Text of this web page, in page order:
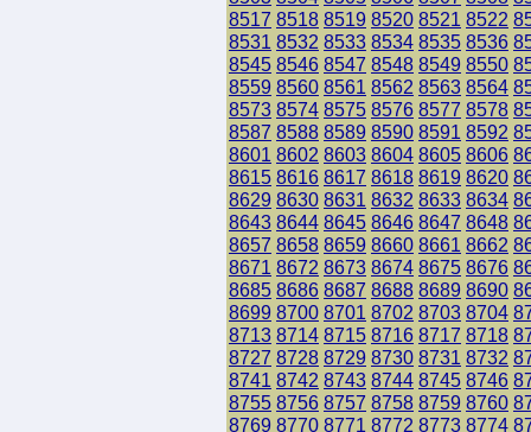
8517 8518 8519 8520 8521 8522
8531 8532 8533 8534 8535 8536
8545 8546 8547 8548 8549 8550
8559 8560 8561 8562 8563 8564
8573 8574 8575 8576 8577 8578
8587 8588 8589 8590 8591 8592
8601 8602 8603 8604 8605 8606
8615 8616 8617 8618 8619 8620
8629 8630 8631 8632 8633 8634
8643 8644 8645 8646 8647 8648
8657 8658 8659 8660 8661 8662
8671 8672 8673 8674 8675 8676
8685 8686 8687 8688 8689 8690
8699 8700 8701 8702 8703 8704
8713 8714 8715 8716 8717 8718
8727 8728 8729 8730 8731 8732
8741 8742 8743 8744 8745 8746
8755 8756 8757 8758 8759 8760
8769 8770 8771 8772 8773 8774